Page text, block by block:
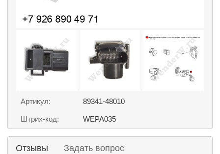
Артикул: 89341-48010
Штрих-код: WEPA035
Отзывы Задать вопрос